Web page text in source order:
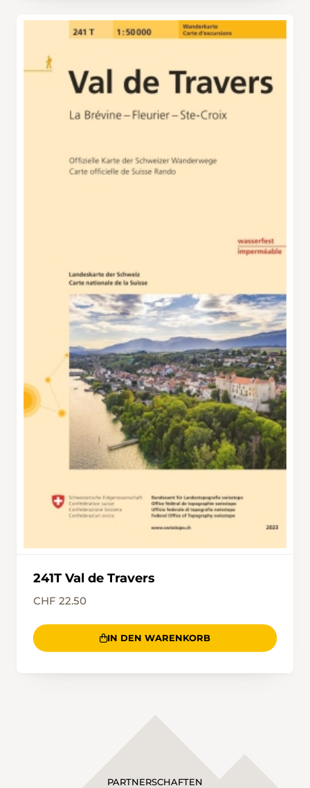
241T Val de Travers
CHF 22.50
IN DEN WARENKORB
PARTNERSCHAFTEN